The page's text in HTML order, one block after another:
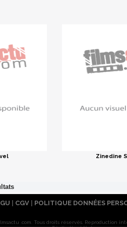
Zinedine
| CGV | POLITIQUE DONNÉES
.com. Tous droits réservés. Reproduction